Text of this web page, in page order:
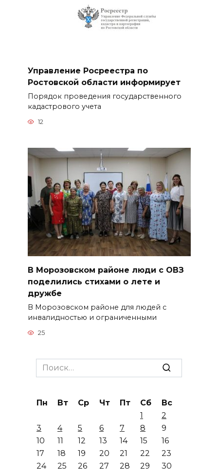
Управление Росреестра по
Ростовской области информирует
Порядок проведения государственного
кадастрового учета
12
В Морозовском районе люди с ОВЗ
поделились стихами о лете и
дружбе
В Морозовском районе для людей с
инвалидностью и ограниченными
25
Search
for:
Пн Вт Ср Чт Пт Сб
Вс
1
2
3
4 5 6 7 8
9
10
11 12 13 14 15
16
17
18 19 20 21 22
23
24
25 26 27 28 29 30